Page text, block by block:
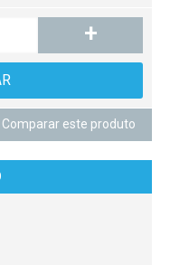
+
Comparar este produto